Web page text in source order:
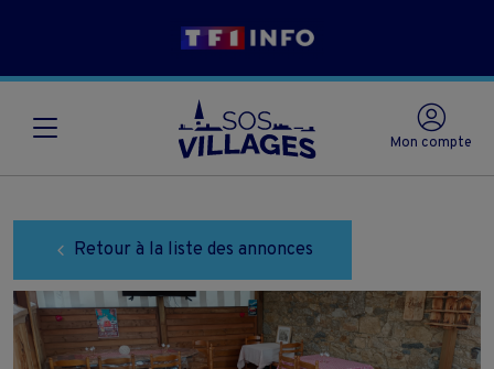
Mon compte
Retour à la liste des annonces